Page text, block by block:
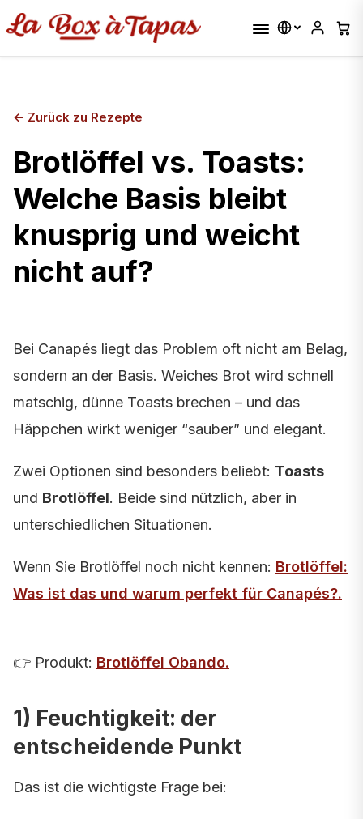
← Zurück zu Rezepte
Brotlöffel vs. Toasts:
Welche Basis bleibt
knusprig und weicht
nicht auf?
Bei Canapés liegt das Problem oft nicht am Belag,
sondern an der Basis. Weiches Brot wird schnell
matschig, dünne Toasts brechen – und das
Häppchen wirkt weniger “sauber” und elegant.
Zwei Optionen sind besonders beliebt: Toasts
und Brotlöffel. Beide sind nützlich, aber in
unterschiedlichen Situationen.
Wenn Sie Brotlöffel noch nicht kennen: Brotlöffel:
Was ist das und warum perfekt für Canapés?.
👉 Produkt: Brotlöffel Obando.
1) Feuchtigkeit: der
entscheidende Punkt
Das ist die wichtigste Frage bei: